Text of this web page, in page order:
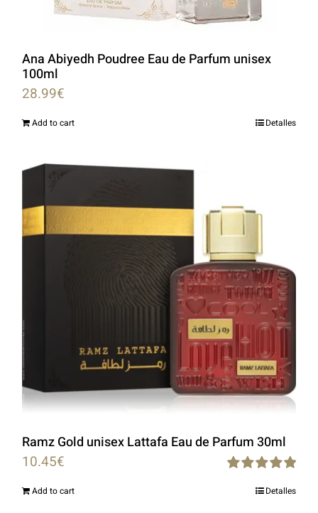
Ana Abiyedh Poudree Eau de Parfum unisex
100ml
28.99€
Add to cart Detalles
Ramz Gold unisex Lattafa Eau de Parfum 30ml
out of 5
10.45€
Add to cart Detalles